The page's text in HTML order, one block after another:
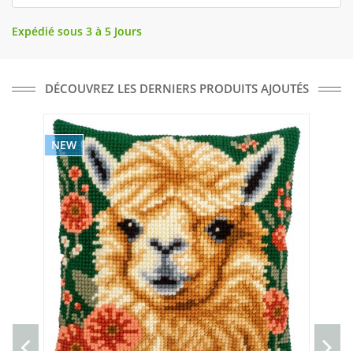
Expédié sous 3 à 5 Jours
DÉCOUVREZ LES DERNIERS PRODUITS AJOUTÉS
NEW